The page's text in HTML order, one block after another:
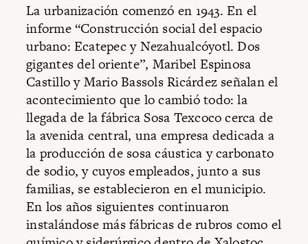
La urbanización comenzó en 1943. En el
informe “Construcción social del espacio
urbano: Ecatepec y Nezahualcóyotl. Dos
gigantes del oriente”, Maribel Espinosa
Castillo y Mario Bassols Ricárdez señalan el
acontecimiento que lo cambió todo: la
llegada de la fábrica Sosa Texcoco cerca de
la avenida central, una empresa dedicada a
la producción de sosa cáustica y carbonato
de sodio, y cuyos empleados, junto a sus
familias, se establecieron en el municipio.
En los años siguientes continuaron
instalándose más fábricas de rubros como el